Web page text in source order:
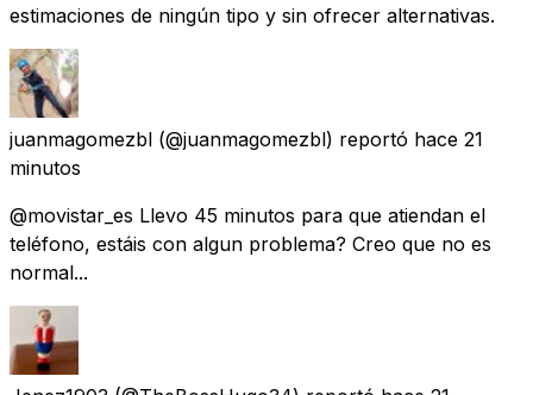
estimaciones de ningún tipo y sin ofrecer alternativas.
juanmagomezbl (@juanmagomezbl) reportó hace 21
minutos
@movistar_es Llevo 45 minutos para que atiendan el
teléfono, estáis con algun problema? Creo que no es
normal...